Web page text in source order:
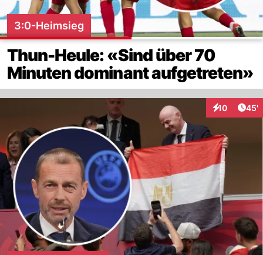
3:0-Heimsieg
Thun-Heule: «Sind über 70
Minuten dominant aufgetreten»
10
Interaktionen
45'